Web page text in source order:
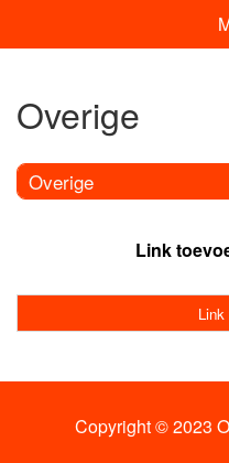
Overige
Overige
Link
Link
Copyright © 2023